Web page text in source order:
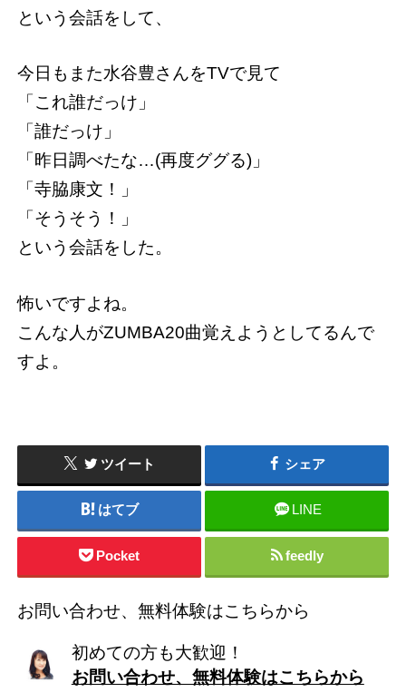
という会話をして、
今日もまた水谷豊さんをTVで見て
「これ誰だっけ」
「誰だっけ」
「昨日調べたな…(再度ググる)」
「寺脇康文！」
「そうそう！」
という会話をした。
怖いですよね。
こんな人がZUMBA20曲覚えようとしてるんで
すよ。
ツイート シェア
はてブ LINE
Pocket feedly
お問い合わせ、無料体験はこちらから
初めての方も大歓迎！
お問い合わせ、無料体験はこちらから